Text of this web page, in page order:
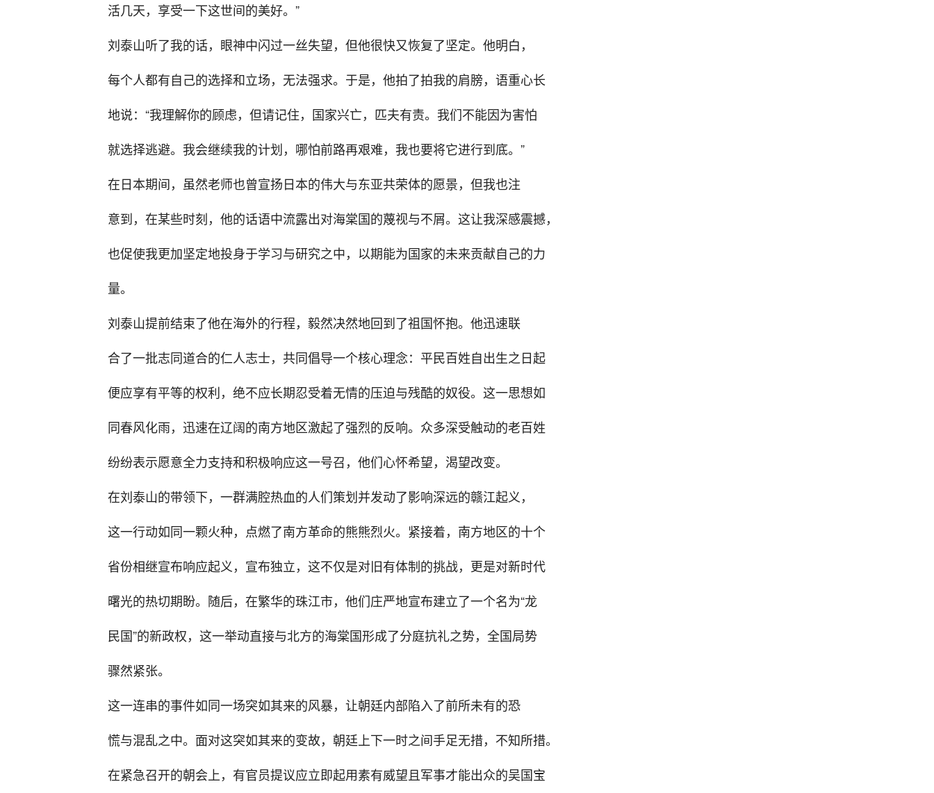
活几天，享受一下这世间的美好。”
刘泰山听了我的话，眼神中闪过一丝失望，但他很快又恢复了坚定。他明白，
每个人都有自己的选择和立场，无法强求。于是，他拍了拍我的肩膀，语重心长
地说：“我理解你的顾虑，但请记住，国家兴亡，匹夫有责。我们不能因为害怕
就选择逃避。我会继续我的计划，哪怕前路再艰难，我也要将它进行到底。”
在日本期间，虽然老师也曾宣扬日本的伟大与东亚共荣体的愿景，但我也注
意到，在某些时刻，他的话语中流露出对海棠国的蔑视与不屑。这让我深感震撼，
也促使我更加坚定地投身于学习与研究之中，以期能为国家的未来贡献自己的力
量。
刘泰山提前结束了他在海外的行程，毅然决然地回到了祖国怀抱。他迅速联
合了一批志同道合的仁人志士，共同倡导一个核心理念：平民百姓自出生之日起
便应享有平等的权利，绝不应长期忍受着无情的压迫与残酷的奴役。这一思想如
同春风化雨，迅速在辽阔的南方地区激起了强烈的反响。众多深受触动的老百姓
纷纷表示愿意全力支持和积极响应这一号召，他们心怀希望，渴望改变。
在刘泰山的带领下，一群满腔热血的人们策划并发动了影响深远的赣江起义，
这一行动如同一颗火种，点燃了南方革命的熊熊烈火。紧接着，南方地区的十个
省份相继宣布响应起义，宣布独立，这不仅是对旧有体制的挑战，更是对新时代
曙光的热切期盼。随后，在繁华的珠江市，他们庄严地宣布建立了一个名为“龙
民国”的新政权，这一举动直接与北方的海棠国形成了分庭抗礼之势，全国局势
骤然紧张。
这一连串的事件如同一场突如其来的风暴，让朝廷内部陷入了前所未有的恐
慌与混乱之中。面对这突如其来的变故，朝廷上下一时之间手足无措，不知所措。
在紧急召开的朝会上，有官员提议应立即起用素有威望且军事才能出众的吴国宝